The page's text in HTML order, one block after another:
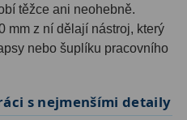
těžce ani neohebně.
mm z ní dělají nástroj, který
nebo šuplíku pracovního
s nejmenšími detaily